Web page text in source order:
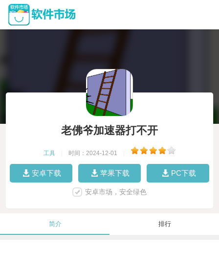
老佛爷加速器打不开
工具 时间：2024-12-01
安卓下载 苹果下载 PC下载
安卓市场，安全绿色
简介 排行